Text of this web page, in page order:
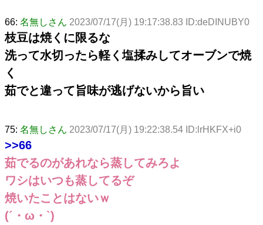
66: 名無しさん 2023/07/17(月) 19:17:38.83 ID:deDINUBY0
枝豆は焼くに限るな
洗って水切ったら軽く塩揉みしてオーブンで焼
く
茹でと違って旨味が逃げないから旨い
75: 名無しさん 2023/07/17(月) 19:22:38.54 ID:lrHKFX+i0
>>66
茹でるのがあれなら蒸してみろよ
ワシはいつも蒸してるぞ
焼いたことはないｗ
(´・ω・`)